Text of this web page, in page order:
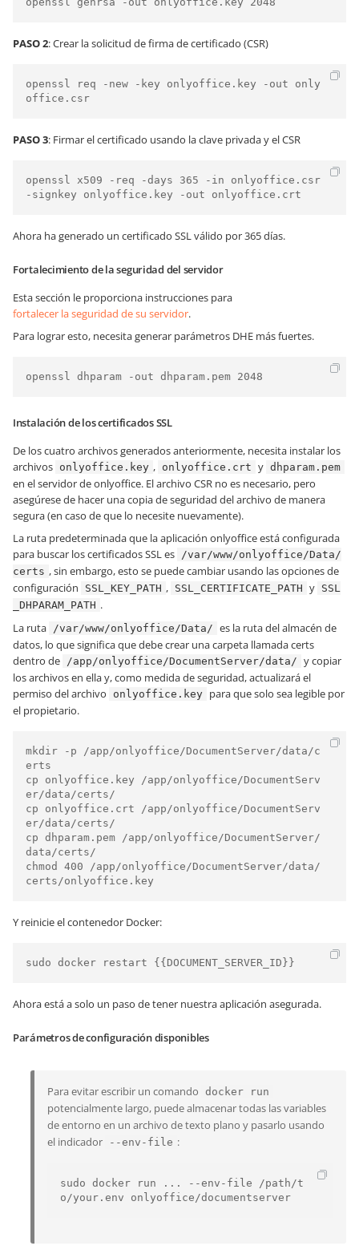
PASO 2: Crear la solicitud de firma de certificado (CSR)
openssl req -new -key onlyoffice.key -out only
PASO 3: Firmar el certificado usando la clave privada y el CSR
openssl x509 -req -days 365 -in onlyoffice.csr
Ahora ha generado un certificado SSL válido por 365 días.
Fortalecimiento de la seguridad del servidor
Esta sección le proporciona instrucciones para
fortalecer la seguridad de su servidor.
Para lograr esto, necesita generar parámetros DHE más fuertes.
Instalación de los certificados SSL
De los cuatro archivos generados anteriormente, necesita instalar los
archivos onlyoffice.key , onlyoffice.crt y dhparam.pem
en el servidor de onlyoffice. El archivo CSR no es necesario, pero
asegúrese de hacer una copia de seguridad del archivo de manera
segura (en caso de que lo necesite nuevamente).
La ruta predeterminada que la aplicación onlyoffice está configurada
para buscar los certificados SSL es /var/www/onlyoffice/Data/
certs , sin embargo, esto se puede cambiar usando las opciones de
configuración
SSL_KEY_PATH , SSL_CERTIFICATE_PATH y SSL
_DHPARAM_PATH .
La ruta /var/www/onlyoffice/Data/ es la ruta del almacén de
datos, lo que significa que debe crear una carpeta llamada certs
dentro de /app/onlyoffice/DocumentServer/data/ y copiar
los archivos en ella y, como medida de seguridad, actualizará el
permiso del archivo
onlyoffice.key para que solo sea legible por
el propietario.
mkdir -p /app/onlyoffice/DocumentServer/data/c
erts
cp onlyoffice.key /app/onlyoffice/DocumentServ
er/data/certs/
cp onlyoffice.crt /app/onlyoffice/DocumentServ
er/data/certs/
cp dhparam.pem /app/onlyoffice/DocumentServer/
data/certs/
chmod 400 /app/onlyoffice/DocumentServer/data/
Y reinicie el contenedor Docker:
Ahora está a solo un paso de tener nuestra aplicación asegurada.
Parámetros de configuración disponibles
Para evitar escribir un comando docker run
potencialmente largo, puede almacenar todas las variables
de entorno en un archivo de texto plano y pasarlo usando
el indicador
--env-file :
sudo docker run ... --env-file /path/t
o/your.env onlyoffice/documentserver